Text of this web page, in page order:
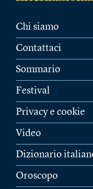
Chi siamo
Contattaci
Sommario
Festival
Privacy e cookie
Video
Dizionario
Oroscopo